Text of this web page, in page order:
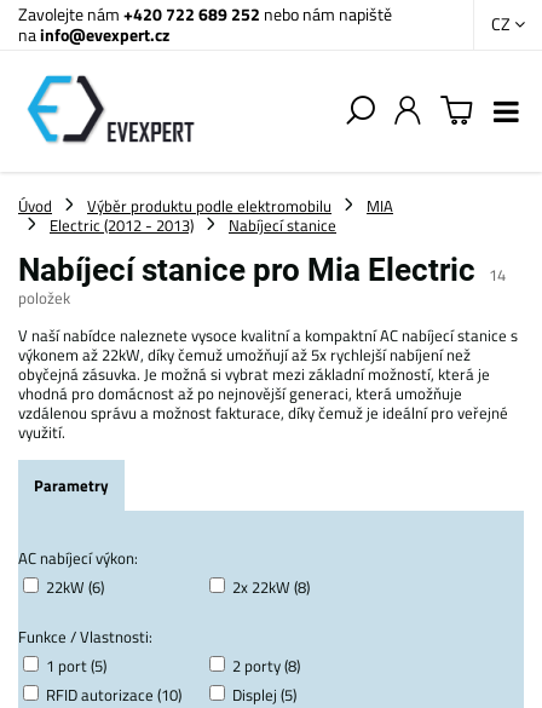
Zavolejte nám+420 722 689 252 nebo nám napiště
nainfo@evexpert.cz CZ
Úvod Výběr produktu podle elektromobilu
MIA
Electric (2012 - 2013)
Nabíjecí stanice
Nabíjecí stanice pro Mia Electric
14
položek
V naší nabídce naleznete vysoce kvalitní a kompaktní AC nabíjecí stanice s
výkonem až 22kW, díky čemuž umožňují až 5x rychlejší nabíjení než
obyčejná zásuvka. Je možná si vybrat mezi základní možností, která je
vhodná pro domácnost až po nejnovější generaci, která umožňuje
vzdálenou správu a možnost fakturace, díky čemuž je ideální pro veřejné
využití.
Parametry
AC nabíjecí výkon:
22kW (6)
2x 22kW (8)
Funkce / Vlastnosti:
1 port (5)
2 porty (8)
RFID autorizace (10)
Displej (5)